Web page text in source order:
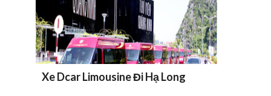
Xe Dcar Limousine Đi Hạ Long